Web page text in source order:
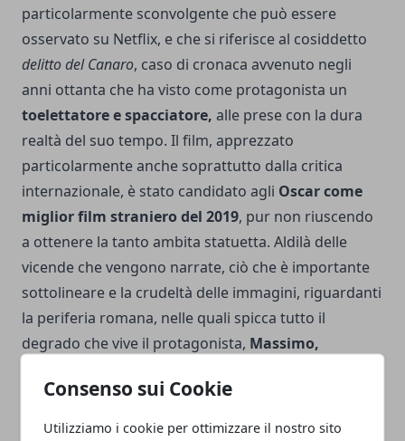
Consenso sui Cookie
Utilizziamo i cookie per ottimizzare il nostro sito
particolarmente sconvolgente che può essere
osservato su Netflix, e che si riferisce al cosiddetto
delitto del Canaro, caso di cronaca avvenuto negli
anni ottanta che ha visto come protagonista un
toelettatore e spacciatore, alle prese con la dura
realtà del suo tempo. Il film, apprezzato
particolarmente anche soprattutto dalla critica
internazionale, è stato candidato agli Oscar come
miglior film straniero del 2019, pur non riuscendo
a ottenere la tanto ambita statuetta. Aldilà delle
vicende che vengono narrate, ciò che è importante
sottolineare e la crudeltà delle immagini, riguardanti
la periferia romana, nelle quali spicca tutto il
degrado che vive il protagonista, Massimo,
radicalmente la sua vita.